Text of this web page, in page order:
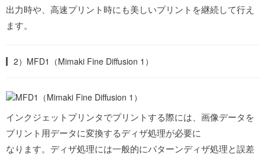
出力時や、高速プリント時にも美しいプリントを継続して行え
ます。
2）MFD1（Mimaki Fine Diffusion 1）
インクジェットプリンタでプリントする際には、画像データを
プリント用データに変換するディザ処理が必要に
なります。ディザ処理には一般的にパターンディザ処理と誤差